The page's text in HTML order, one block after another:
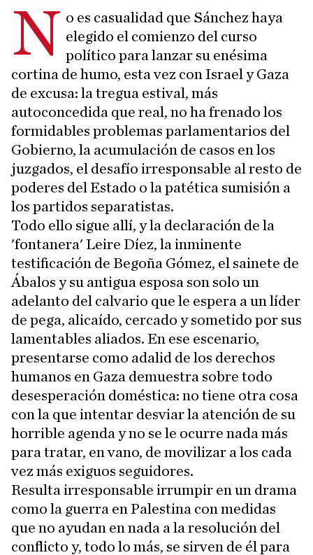
N o es casualidad que Sánchez haya
elegido el comienzo del curso
político para lanzar su enésima
cortina de humo, esta vez con Israel y Gaza
de excusa: la tregua estival, más
autoconcedida que real, no ha frenado los
formidables problemas parlamentarios del
Gobierno, la acumulación de casos en los
juzgados, el desafío irresponsable al resto de
poderes del Estado o la patética sumisión a
los partidos separatistas.
Todo ello sigue allí, y la declaración de la
'fontanera' Leire Díez, la inminente
testificación de Begoña Gómez, el sainete de
Ábalos y su antigua esposa son solo un
adelanto del calvario que le espera a un líder
de pega, alicaído, cercado y sometido por sus
lamentables aliados. En ese escenario,
presentarse como adalid de los derechos
humanos en Gaza demuestra sobre todo
desesperación doméstica: no tiene otra cosa
con la que intentar desviar la atención de su
horrible agenda y no se le ocurre nada más
para tratar, en vano, de movilizar a los cada
vez más exiguos seguidores.
Resulta irresponsable irrumpir en un drama
como la guerra en Palestina con medidas
que no ayudan en nada a la resolución del
conflicto y, todo lo más, se sirven de él para